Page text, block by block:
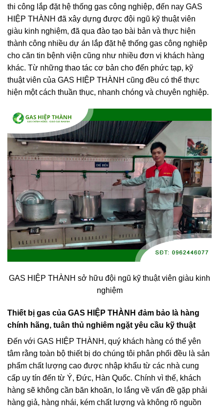
thi công lắp đặt hệ thống gas công nghiệp, đến nay GAS
HIỆP THÀNH đã xây dựng được đội ngũ kỹ thuật viên
giàu kinh nghiệm, đã qua đào tạo bài bản và thực hiện
thành công nhiều dự án lắp đặt hệ thống gas công nghiệp
cho căn tin bệnh viện cũng như nhiều đơn vị khách hàng
khác. Từ những thao tác cơ bản cho đến phức tạp, kỹ
thuật viên của GAS HIỆP THÀNH cũng đều có thể thực
hiện một cách thuần thục, nhanh chóng và chuyên nghiệp.
GAS HIỆP THÀNH sở hữu đội ngũ kỹ thuật viên giàu kinh
nghiệm
Thiết bị gas của GAS HIỆP THÀNH đảm bảo là hàng
chính hãng, tuân thủ nghiêm ngặt yêu cầu kỹ thuật
Đến với GAS HIỆP THÀNH, quý khách hàng có thể yên
tâm rằng toàn bộ thiết bị do chúng tôi phân phối đều là sản
phẩm chất lượng cao được nhập khẩu từ các nhà cung
cấp uy tín đến từ Ý, Đức, Hàn Quốc. Chính vì thế, khách
hàng sẽ không cần băn khoăn, lo lắng về vấn đề gặp phải
hàng giả, hàng nhái, kém chất lượng và không rõ nguồn